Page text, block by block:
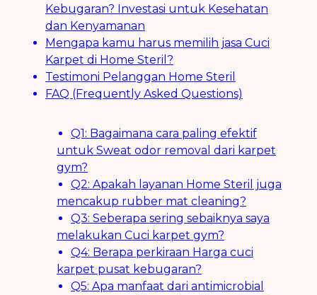
Kebugaran? Investasi untuk Kesehatan
dan Kenyamanan
Mengapa kamu harus memilih jasa Cuci
Karpet di Home Steril?
Testimoni Pelanggan Home Steril
FAQ (Frequently Asked Questions)
Q1: Bagaimana cara paling efektif
untuk Sweat odor removal dari karpet
gym?
Q2: Apakah layanan Home Steril juga
mencakup rubber mat cleaning?
Q3: Seberapa sering sebaiknya saya
melakukan Cuci karpet gym?
Q4: Berapa perkiraan Harga cuci
karpet pusat kebugaran?
Q5: Apa manfaat dari antimicrobial